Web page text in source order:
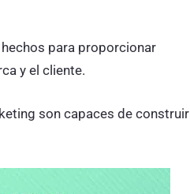
para proporcionar
y el cliente.
son capaces de construir